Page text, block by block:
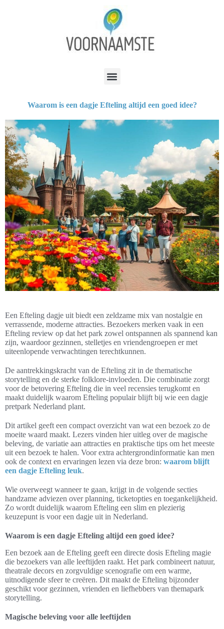
Waarom is een dagje Efteling altijd een goed idee?
Een Efteling dagje uit biedt een zeldzame mix van nostalgie en
verrassende, moderne attracties. Bezoekers merken vaak in een
Efteling review op dat het park zowel ontspannen als spannend kan
zijn, waardoor gezinnen, stelletjes en vriendengroepen er met
uiteenlopende verwachtingen terechtkunnen.
De aantrekkingskracht van de Efteling zit in de thematische
storytelling en de sterke folklore-invloeden. Die combinatie zorgt
voor de betovering Efteling die in veel recensies terugkomt en
maakt duidelijk waarom Efteling populair blijft bij wie een dagje
pretpark Nederland plant.
Dit artikel geeft een compact overzicht van wat een bezoek zo de
moeite waard maakt. Lezers vinden hier uitleg over de magische
beleving, de variatie aan attracties en praktische tips om het meeste
uit een bezoek te halen. Voor extra achtergrondinformatie kan men
ook de context en ervaringen lezen via deze bron: waarom blijft
een dagje Efteling leuk.
Wie overweegt wanneer te gaan, krijgt in de volgende secties
handzame adviezen over planning, ticketopties en toegankelijkheid.
Zo wordt duidelijk waarom Efteling een slim en plezierig
keuzepunt is voor een dagje uit in Nederland.
Waarom is een dagje Efteling altijd een goed idee?
Een bezoek aan de Efteling geeft een directe dosis Efteling magie
die bezoekers van alle leeftijden raakt. Het park combineert natuur,
theatrale decors en zorgvuldige scenografie om een warme,
uitnodigende sfeer te creëren. Dit maakt de Efteling bijzonder
geschikt voor gezinnen, vrienden en liefhebbers van themapark
storytelling.
Magische beleving voor alle leeftijden